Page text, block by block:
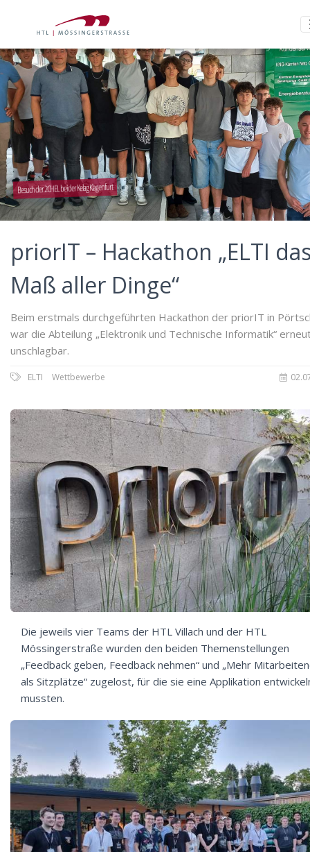
Besuch der 2CHEL bei der Kelag Klagenfurt
priorIT – Hackathon „ELTI
Maß aller Dinge“
Beim erstmals durchgeführten Hackathon der priorIT in
war die Abteilung „Elektronik und Technische Informatik“
unschlagbar.
ELTI Wettbewerbe
Die jeweils vier Teams der HTL Villach und der HTL
Mössingerstraße wurden den beiden Themenstellungen
„Feedback geben, Feedback nehmen“ und „Mehr
als Sitzplätze“ zugelost, für die sie eine Applikation
mussten.